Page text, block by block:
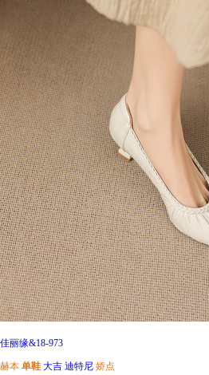
佳丽缘&18-973
赫本 单鞋 大吉 迪特尼 娇点